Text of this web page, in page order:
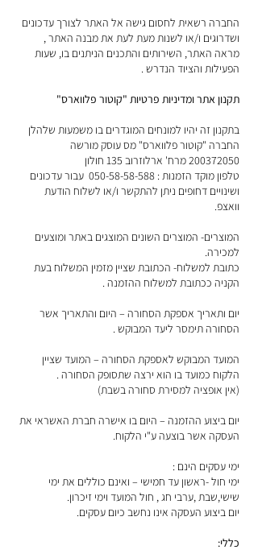
החברה רשאית לחסום גישה אל האתר לצורך עדכונים
ושדרוגים ו/או לשנות מעת לעת את מבנה האתר ,
מראה האתר, השירותים והתכנים הניתנים בו, שעות
הפעילות והציוד הנדרש .
תקנון אתר ומדיניות פרטיות "קוטור פלווארס"
בתקנון זה יהיו למונחים המוגדרים בו משמעות שלהלן
החברה "קוטור פלווארס" מס עוסק מורשה
200372050מרח' ארלוזרוב 135 חולון
טלפון מוקד הזמנות : 050-58-58-588 עבור עדכונים
ושינויים דחופים ניתן להתקשר ו/או לשלוח הודעת
וואצפ.
המוצרים- המוצרים השונים המוצגים באתר ומוצעים
למכירה.
כתובת למשלוח- הכתובת שציין מזמין המשלוח בעת
הקניה ככתובת למשלוח ההזמנה .
יום ותאריך אספקת הסחורה – היום והתאריך אשר
הסחורה תימסר ליעד המבוקש .
המועד המבוקש לאספקת הסחורה – המועד שציין
הלקוח כמועד בו הוא ירצה שתסופק הסחורה .
(אין אופציה למסירת סחורה בשבת)
יום ביצוע ההזמנה – היום בו אישרה חברת האשראי את
העסקה אשר בוצעה ע"י הלקוח.
ימי עסקים הינם :
ימי חול -ראשון עד חמישי – ואינם כוללים את ימי
שישי,שבת ,ערבי חג , חול המועד וימי זיכרון.
יום ביצוע העסקה אינו נחשב כיום עסקים.
כללי: